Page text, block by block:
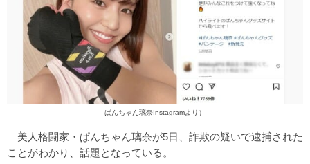
ぱんちゃん璃奈Instagramより）
美人格闘家・ぱんちゃん璃奈が5日、詐欺の疑いで逮捕された
ことがわかり、話題となっている。